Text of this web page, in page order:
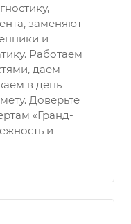
заменяют
и
Работаем
даем
в день
Доверьте
«Гранд-
и